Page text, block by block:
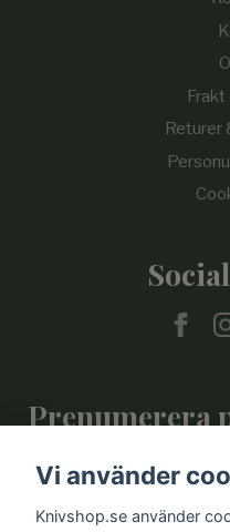
Returer
Prenumerera
Vi använder
Knivshop.se använder